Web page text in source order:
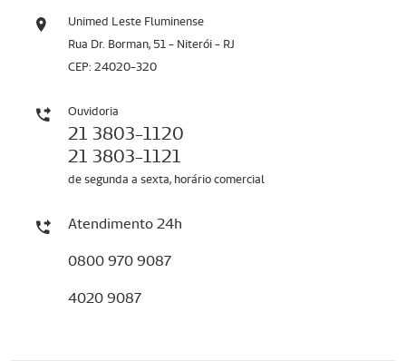
Unimed Leste Fluminense
Rua Dr. Borman, 51 - Niterói - RJ
CEP: 24020-320
Ouvidoria
21 3803-1120
21 3803-1121
de segunda a sexta, horário comercial
Atendimento 24h
0800 970 9087
4020 9087